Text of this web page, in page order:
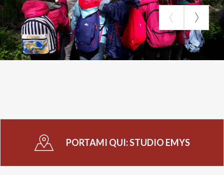
PORTAMI QUI:STUDIO EMYS